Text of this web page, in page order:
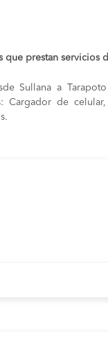
que prestan servicios
Sullana a
Cargador de